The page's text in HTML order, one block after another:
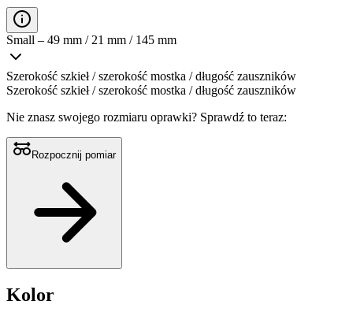
Small – 49 mm / 21 mm / 145 mm
Szerokość szkieł / szerokość mostka / długość zauszników
Szerokość szkieł / szerokość mostka / długość zauszników
Nie znasz swojego rozmiaru oprawki? Sprawdź to teraz:
Rozpocznij pomiar
Kolor